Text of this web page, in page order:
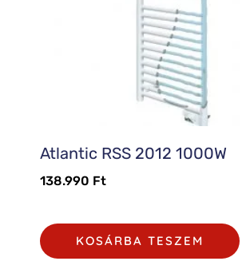
Atlantic RSS 2012 1000W
138.990 Ft
KOSÁRBA TESZEM